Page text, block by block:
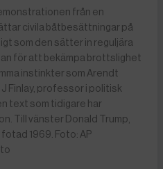
från en
civila båtbesättningar på
som den sätter in reguljära
för att bekämpa brottslighet
instinkter som Arendt
Finlay, professor i politisk
text som tidigare har
Till vänster Donald Trump,
1969. Foto: AP